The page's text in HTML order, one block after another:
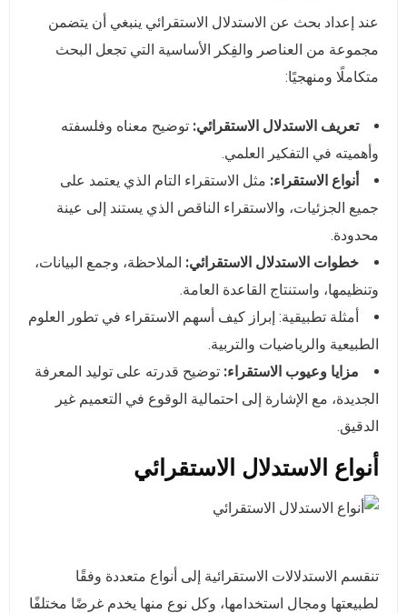
عند إعداد بحث عن الاستدلال الاستقرائي ينبغي أن يتضمن
مجموعة من العناصر والفِكر الأساسية التي تجعل البحث
متكاملًا ومنهجيًا:
تعريف الاستدلال الاستقرائي: توضيح معناه وفلسفته
وأهميته في التفكير العلمي.
أنواع الاستقراء: مثل الاستقراء التام الذي يعتمد على
جميع الجزئيات، والاستقراء الناقص الذي يستند إلى عينة
محدودة.
خطوات الاستدلال الاستقرائي: الملاحظة، وجمع البيانات،
وتنظيمها، واستنتاج القاعدة العامة.
أمثلة تطبيقية: إبراز كيف أسهم الاستقراء في تطور العلوم
الطبيعية والرياضيات والتربية.
مزايا وعيوب الاستقراء: توضيح قدرته على توليد المعرفة
الجديدة، مع الإشارة إلى احتمالية الوقوع في التعميم غير
الدقيق.
أنواع الاستدلال الاستقرائي
تنقسم الاستدلالات الاستقرائية إلى أنواع متعددة وفقًا
لطبيعتها ومجال استخدامها، وكل نوع منها يخدم غرضًا مختلفًا